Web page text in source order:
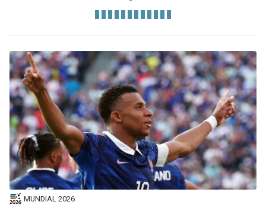
MUNDIAL 2026